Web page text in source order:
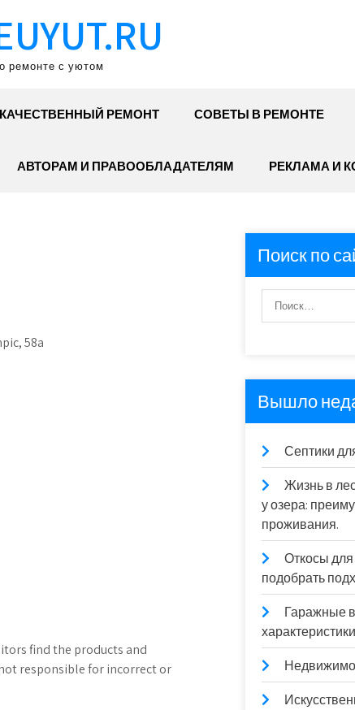
ремонте с уютом
КАЧЕСТВЕННЫЙ РЕМОНТ СОВЕТЫ В РЕМОНТЕ
АВТОРАМ И ПРАВООБЛАДАТЕЛЯМ РЕКЛАМА И
58a
find the products and
responsible for incorrect or
Поиск по
Вышло
Септики
Жизнь в
у озера:
проживания.
Откосы для
подобрать
Гаражные